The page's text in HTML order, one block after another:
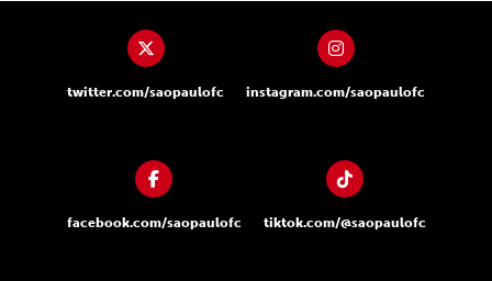
twitter.com/saopaulofc instagram.com/saopaulofc
facebook.com/saopaulofc tiktok.com/@saopaulofc